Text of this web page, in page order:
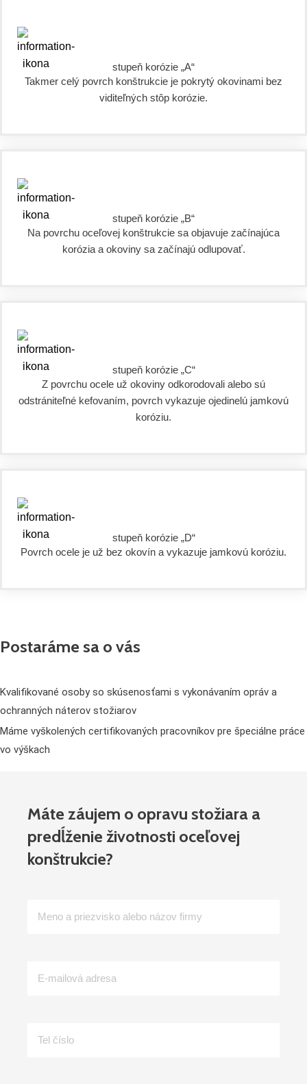
stupeň korózie „A“
Takmer celý povrch konštrukcie je pokrytý okovinami bez
viditeľných stôp korózie.
stupeň korózie „B“
Na povrchu oceľovej konštrukcie sa objavuje začínajúca
korózia a okoviny sa začínajú odlupovať.
stupeň korózie „C“
Z povrchu ocele už okoviny odkorodovali alebo sú
odstrániteľné kefovaním, povrch vykazuje ojedinelú jamkovú
koróziu.
stupeň korózie „D“
Povrch ocele je už bez okovín a vykazuje jamkovú koróziu.
Postaráme sa o vás
Kvalifikované osoby so skúsenosťami s vykonávaním opráv a
ochranných náterov stožiarov
Máme vyškolených certifikovaných pracovníkov pre špeciálne práce
vo výškach
Máte záujem o opravu stožiara a
predĺženie životnosti oceľovej
konštrukcie?